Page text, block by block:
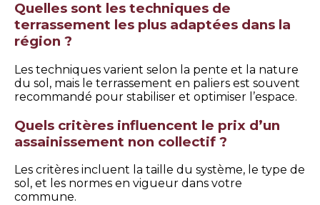
Quelles sont les techniques de
terrassement les plus adaptées dans la
région ?
Les techniques varient selon la pente et la nature
du sol, mais le terrassement en paliers est souvent
recommandé pour stabiliser et optimiser l’espace.
Quels critères influencent le prix d’un
assainissement non collectif ?
Les critères incluent la taille du système, le type de
sol, et les normes en vigueur dans votre
commune.